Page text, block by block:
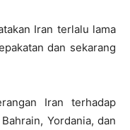
Iran terlalu lama
dan sekarang
Iran terhadap
Yordania, dan